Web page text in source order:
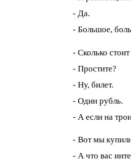
- Да.
- Большое,
- Сколько
- Простите?
- Ну, билет.
- Один рубль.
- А если на
- Вот мы
- А что вас